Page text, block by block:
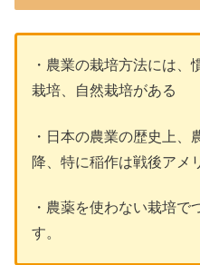
・農業の栽培方法には、
栽培、自然栽培がある
・日本の農業の歴史上、
降、特に稲作は戦後アメ
・農薬を使わない栽培
す。